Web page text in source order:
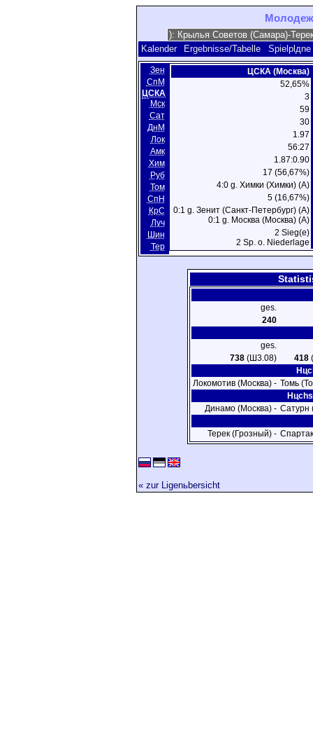
Kalender Ergebnisse/Tabelle Spielplдne
Зен
СпМ
ЦСКА
Мск
Сат
ДнМ
Лок
Амк
Хим
Руб
Том
СпН
КрС
Луч
Шин
Тер
ЦСКА (Москва)
52,65%
3
59
30
1.97
56:27
1.87:0.90
17 (56,67%)
4:0 g. Химки (Химки) (A)
5 (16,67%)
0:1 g. Зенит (Санкт-Петербург) (A)
0:1 g. Москва (Москва) (A)
2 Sieg(e)
2 Sp. o. Niederlage
ges.
240
ges.
738 (Ш3.08) 418
Локомотив (Москва) - Томь
Динамо (Москва) - Сатурн
Терек (Грозный) -
« zur Ligenьbersicht